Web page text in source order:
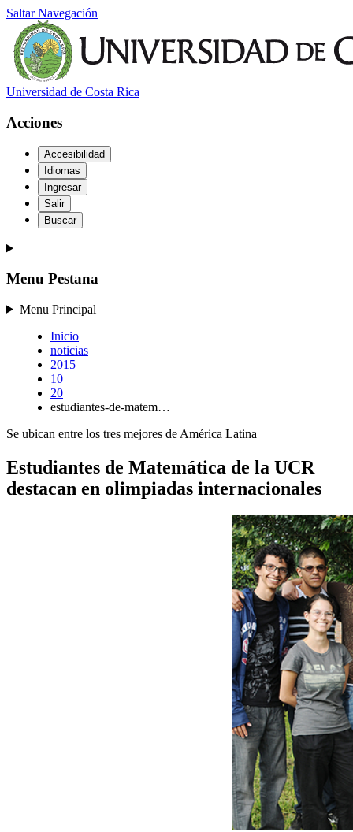
Saltar Navegación
Universidad de Costa Rica
Acciones
Accesibilidad
Idiomas
Ingresar
Salir
Buscar
Menu Pestana
Menu Principal
Inicio
noticias
2015
10
20
estudiantes-de-matem…
Se ubican entre los tres mejores de América Latina
Estudiantes de Matemática de la UCR
destacan en olimpiadas internacionales